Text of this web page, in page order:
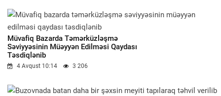
Müvafiq Bazarda Təmərküzləşmə
Səviyyəsinin Müəyyən Edilməsi Qaydası
Təsdiqlənib
4 Avqust 10:14 3 206